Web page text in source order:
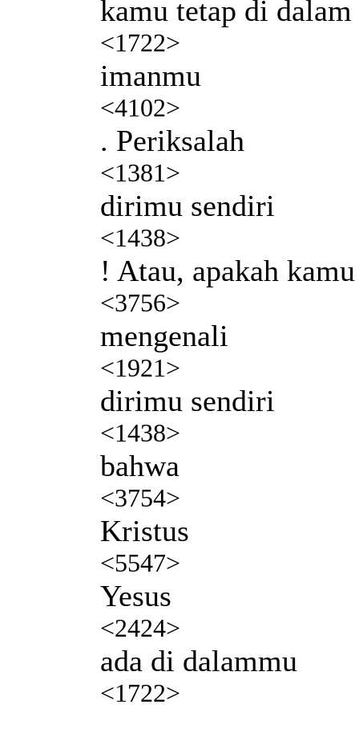
kamu tetap di dalam
<1722>
imanmu
<4102>
. Periksalah
<1381>
dirimu sendiri
<1438>
! Atau, apakah
<3756>
mengenali
<1921>
dirimu sendiri
<1438>
bahwa
<3754>
Kristus
<5547>
Yesus
<2424>
ada di dalammu
<1722>